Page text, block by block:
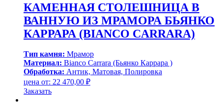
КАМЕННАЯ СТОЛЕШНИЦА В
ВАННУЮ ИЗ МРАМОРА БЬЯНКО
КАРРАРА (BIANCO CARRARA)
Тип камня: Мрамор
Материал: Bianco Carrara (Бьянко Каррара )
Обработка: Антик, Матовая, Полировка
цена от: 22 470,00 ₽
Заказать